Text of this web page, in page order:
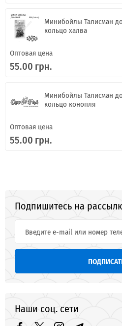
Минибойлы Талисман
кольцо халва
Оптовая цена
55.00 грн.
Минибойлы Талисман
кольцо конопля
Оптовая цена
55.00 грн.
Подпишитесь на
Наши соц. сети